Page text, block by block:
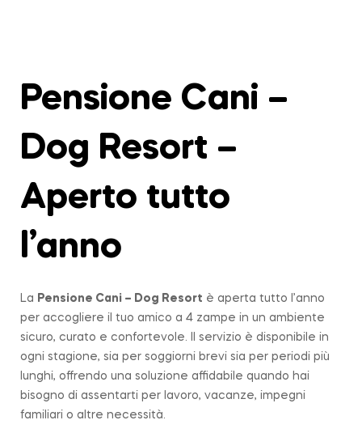
Pensione Cani –
Dog Resort –
Aperto tutto
l’anno
La Pensione Cani – Dog Resort è aperta tutto l’anno
per accogliere il tuo amico a 4 zampe in un ambiente
sicuro, curato e confortevole. Il servizio è disponibile in
ogni stagione, sia per soggiorni brevi sia per periodi più
lunghi, offrendo una soluzione affidabile quando hai
bisogno di assentarti per lavoro, vacanze, impegni
familiari o altre necessità.